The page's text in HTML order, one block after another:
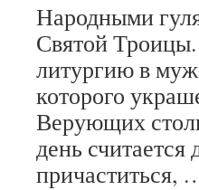
Народными
Святой
литургию в
которого
Верующих
день
причаститься,